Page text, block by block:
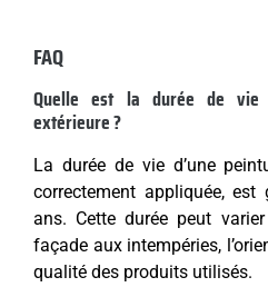
FAQ
Quelle est la durée de vie
extérieure ?
La durée de vie d’une
correctement appliquée,
ans. Cette durée peut
façade aux intempéries,
qualité des produits utilisés.